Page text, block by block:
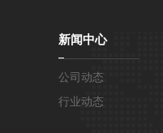
新闻中心
公司动态
行业动态